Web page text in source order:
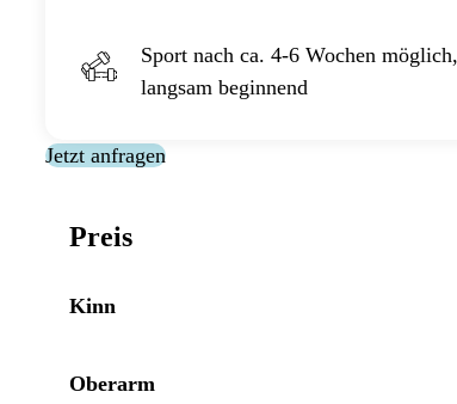
Sport nach ca. 4-6 Wochen möglich,
langsam beginnend
Jetzt anfragen
Preis
Kinn
Oberarm